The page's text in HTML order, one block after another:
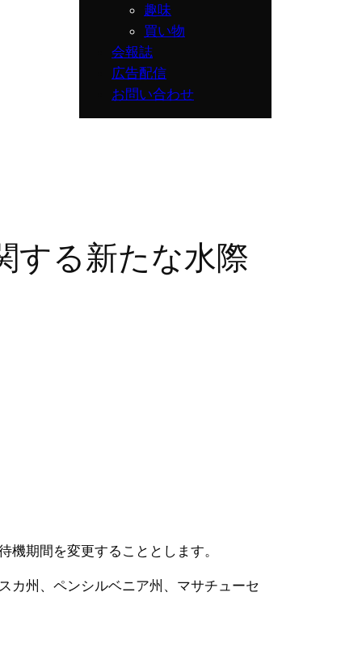
趣味
買い物
会報誌
広告配信
お問い合わせ
する新たな水際
期間を変更することとします。
カ州、ペンシルベニア州、マサチューセ